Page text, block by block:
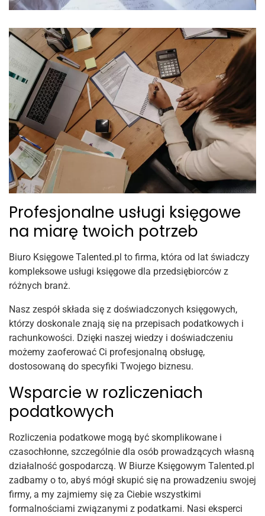
Profesjonalne usługi księgowe
na miarę twoich potrzeb
Biuro Księgowe Talented.pl to firma, która od lat świadczy
kompleksowe usługi księgowe dla przedsiębiorców z
różnych branż.
Nasz zespół składa się z doświadczonych księgowych,
którzy doskonale znają się na przepisach podatkowych i
rachunkowości. Dzięki naszej wiedzy i doświadczeniu
możemy zaoferować Ci profesjonalną obsługę,
dostosowaną do specyfiki Twojego biznesu.
Wsparcie w rozliczeniach
podatkowych
Rozliczenia podatkowe mogą być skomplikowane i
czasochłonne, szczególnie dla osób prowadzących własną
działalność gospodarczą. W Biurze Księgowym Talented.pl
zadbamy o to, abyś mógł skupić się na prowadzeniu swojej
firmy, a my zajmiemy się za Ciebie wszystkimi
formalnościami związanymi z podatkami. Nasi eksperci